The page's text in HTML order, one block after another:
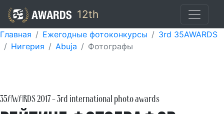
12th
Главная Ежегодные фотоконкурсы
3rd 35AWARDS
Нигерия
Abuja Фотографы
35AWARDS2017- 3rd international photo awards